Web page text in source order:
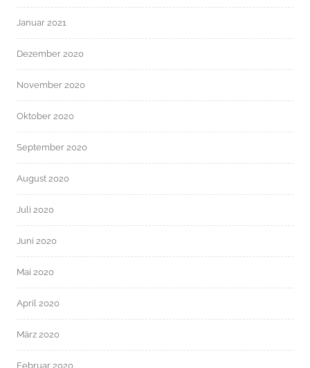
Januar 2021
Dezember 2020
November 2020
Oktober 2020
September 2020
August 2020
Juli 2020
Juni 2020
Mai 2020
April 2020
März 2020
Februar 2020